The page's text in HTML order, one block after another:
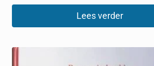
Lees verder